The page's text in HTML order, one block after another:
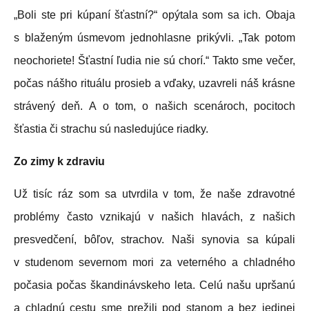
„Boli ste pri kúpaní šťastní?“ opýtala som sa ich. Obaja
s blaženým úsmevom jednohlasne prikývli. „Tak potom
neochoriete! Šťastní ľudia nie sú chorí.“ Takto sme večer,
počas nášho rituálu prosieb a vďaky, uzavreli náš krásne
strávený deň. A o tom, o našich scenároch, pocitoch
šťastia či strachu sú nasledujúce riadky.
Zo zimy k zdraviu
Už tisíc ráz som sa utvrdila v tom, že naše zdravotné
problémy často vznikajú v našich hlavách, z našich
presvedčení, bôľov, strachov. Naši synovia sa kúpali
v studenom severnom mori za veterného a chladného
počasia počas škandinávskeho leta. Celú našu upršanú
a chladnú cestu sme prežili pod stanom a bez jedinej